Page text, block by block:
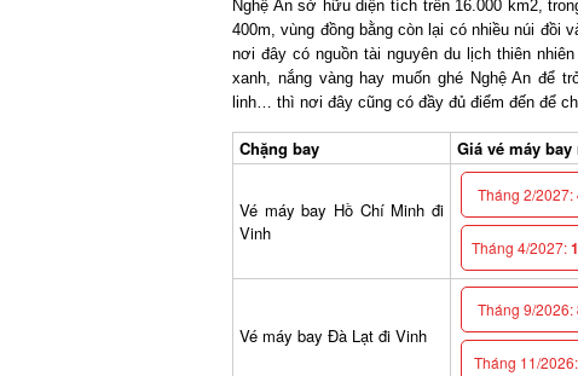
Nghệ An sở hữu diện tích trên 16.000 km2,
400m, vùng đồng bằng còn lại có nhiều núi đồi
nơi đây có nguồn tài nguyên du lịch thiên
xanh, nắng vàng hay muốn ghé Nghệ An để
linh… thì nơi đây cũng có đầy đủ điểm đến để
Chặng bay Giá vé máy bay
Vé máy bay Hồ Chí Minh đi
Vinh
Tháng 2/2027:
Tháng 4/2027:
Vé máy bay Đà Lạt đi Vinh
Tháng 9/2026:
Tháng 11/2026: